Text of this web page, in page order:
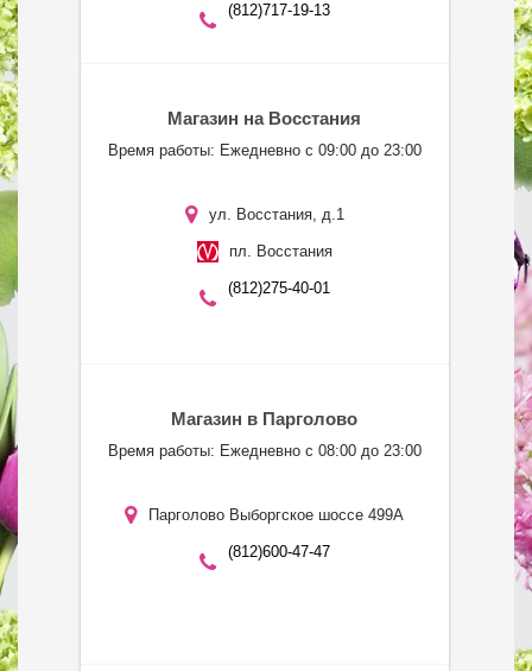
(812)717-19-13
Магазин на Восстания
Время работы: Ежедневно с 09:00 до 23:00
ул. Восстания, д.1
пл. Восстания
(812)275-40-01
Магазин в Парголово
Время работы: Ежедневно с 08:00 до 23:00
Парголово Выборгское шоссе 499А
(812)600-47-47